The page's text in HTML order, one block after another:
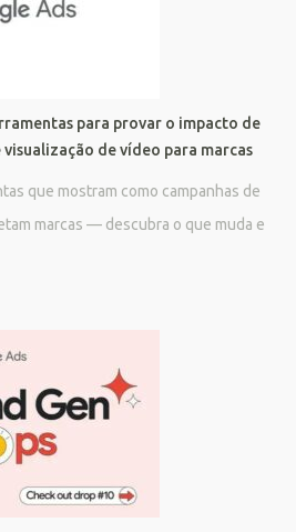
para provar o impacto de
visualização de vídeo para marcas
que mostram como campanhas de
marcas — descubra o que muda e